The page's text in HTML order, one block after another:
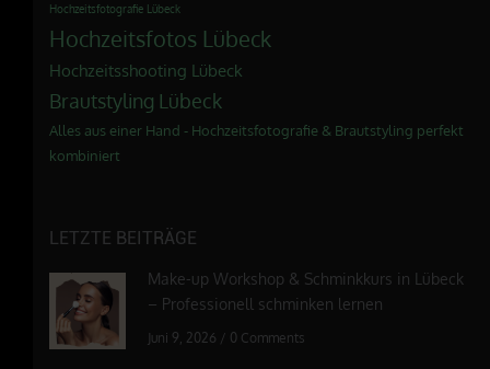
Hochzeitsfotografie Lübeck
Hochzeitsfotos Lübeck
Hochzeitsshooting Lübeck
Brautstyling Lübeck
Alles aus einer Hand - Hochzeitsfotografie & Brautstyling perfekt
kombiniert
LETZTE BEITRÄGE
Make-up Workshop & Schminkkurs in Lübeck
– Professionell schminken lernen
Juni 9, 2026 / 0 Comments